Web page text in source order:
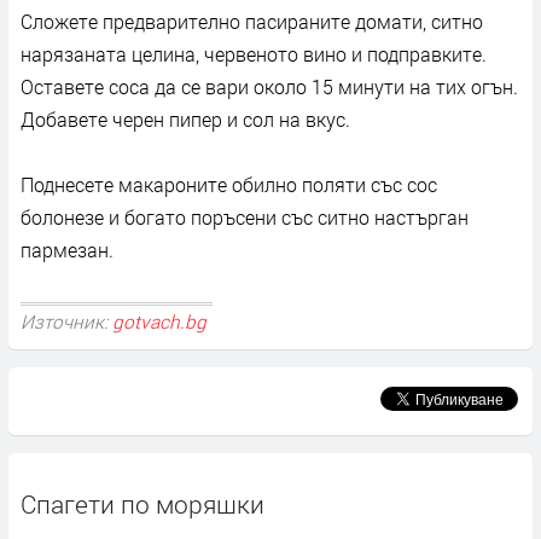
Сложете предварително пасираните домати, ситно
нарязаната целина, червеното вино и подправките.
Оставете соса да се вари около 15 минути на тих огън.
Добавете черен пипер и сол на вкус.
Поднесете макароните обилно поляти със сос
болонезе и богато поръсени със ситно настърган
пармезан.
Източник: gotvach.bg
Спагети по моряшки